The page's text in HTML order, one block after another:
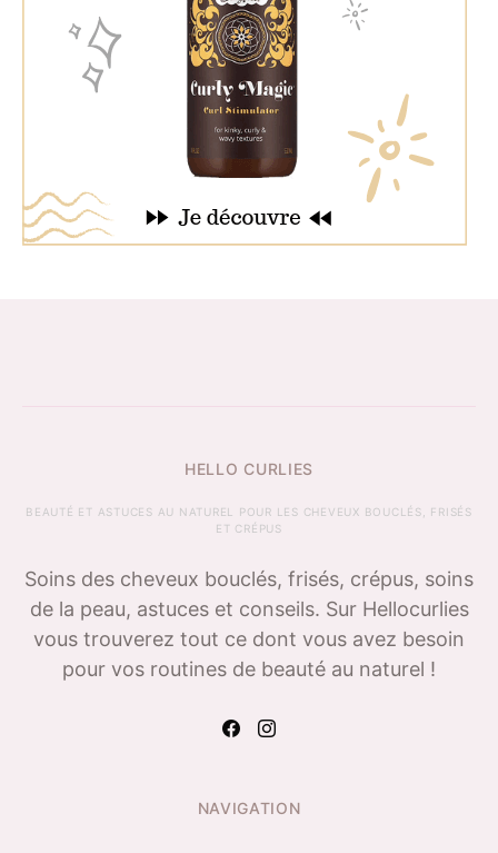
HELLO CURLIES
BEAUTÉ ET ASTUCES AU NATUREL POUR LES CHEVEUX BOUCLÉS, FRISÉS
ET CRÉPUS
Soins des cheveux bouclés, frisés, crépus, soins
de la peau, astuces et conseils. Sur Hellocurlies
vous trouverez tout ce dont vous avez besoin
pour vos routines de beauté au naturel !
NAVIGATION